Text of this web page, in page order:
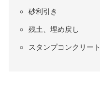
砂利引き
残土、埋め戻し
スタンプコンクリート